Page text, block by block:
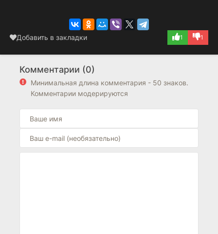
Добавить в закладки 1 1
Комментарии (0)
Минимальная длина комментария - 50 знаков.
Комментарии модерируются